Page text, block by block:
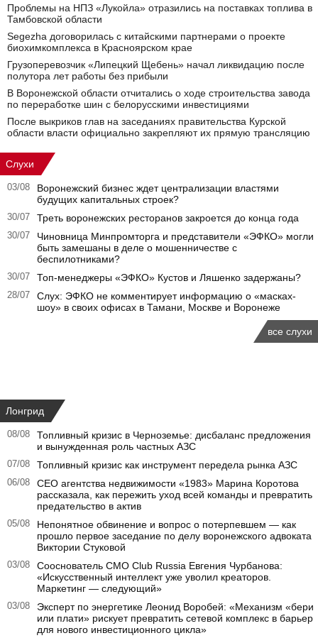
Проблемы на НПЗ «Лукойла» отразились на поставках топлива в
Тамбовской области
Segezha договорилась с китайскими партнерами о проекте
биохимкомплекса в Красноярском крае
Грузоперевозчик «Липецкий Щебень» начал ликвидацию после
полутора лет работы без прибыли
В Воронежской области отчитались о ходе строительства завода
по переработке шин с белорусскими инвестициями
После выкриков глав на заседаниях правительства Курской
области власти официально закрепляют их прямую трансляцию
Слухи
03/08
Воронежский бизнес ждет централизации властями
будущих капитальных строек?
30/07 Треть воронежских ресторанов закроется до конца года
30/07
Чиновница Минпромторга и представители «ЭФКО» могли
быть замешаны в деле о мошенничестве с
беспилотниками?
30/07 Топ-менеджеры «ЭФКО» Кустов и Ляшенко задержаны?
28/07
Слух: ЭФКО не комментирует информацию о «масках-
шоу» в своих офисах в Тамани, Москве и Воронеже
все слухи
Лонгрид
08/08
Топливный кризис в Черноземье: дисбаланс предложения
и вынужденная роль частных АЗС
07/08 Топливный кризис как инструмент передела рынка АЗС
06/08
CEO агентства недвижимости «1983» Марина Коротова
рассказала, как пережить уход всей команды и превратить
предательство в актив
05/08
Непонятное обвинение и вопрос о потерпевшем — как
прошло первое заседание по делу воронежского адвоката
Виктории Стуковой
03/08
Сооснователь CMO Club Russia Евгения Чурбанова:
«Искусственный интеллект уже уволил креаторов.
Маркетинг — следующий»
03/08
Эксперт по энергетике Леонид Воробей: «Механизм «бери
или плати» рискует превратить сетевой комплекс в барьер
для нового инвестиционного цикла»